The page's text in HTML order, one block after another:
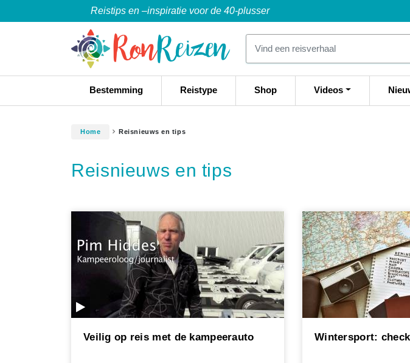
Reistips en –inspiratie voor de 40-plusser
Bestemming Reistype Shop Videos
Home Reisnieuws en tips
Reisnieuws en tips
Veilig op reis met de kampeerauto Wintersport: